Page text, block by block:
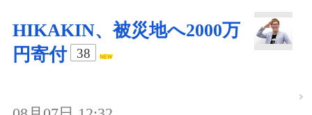
HIKAKIN、被災地へ2000万
円寄付
38